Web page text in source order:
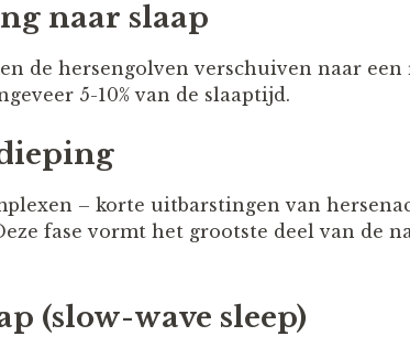
naar slaap
de hersengolven verschuiven naar
5-10% van de slaaptijd.
– korte uitbarstingen van
fase vormt het grootste deel van de
(slow-wave sleep)